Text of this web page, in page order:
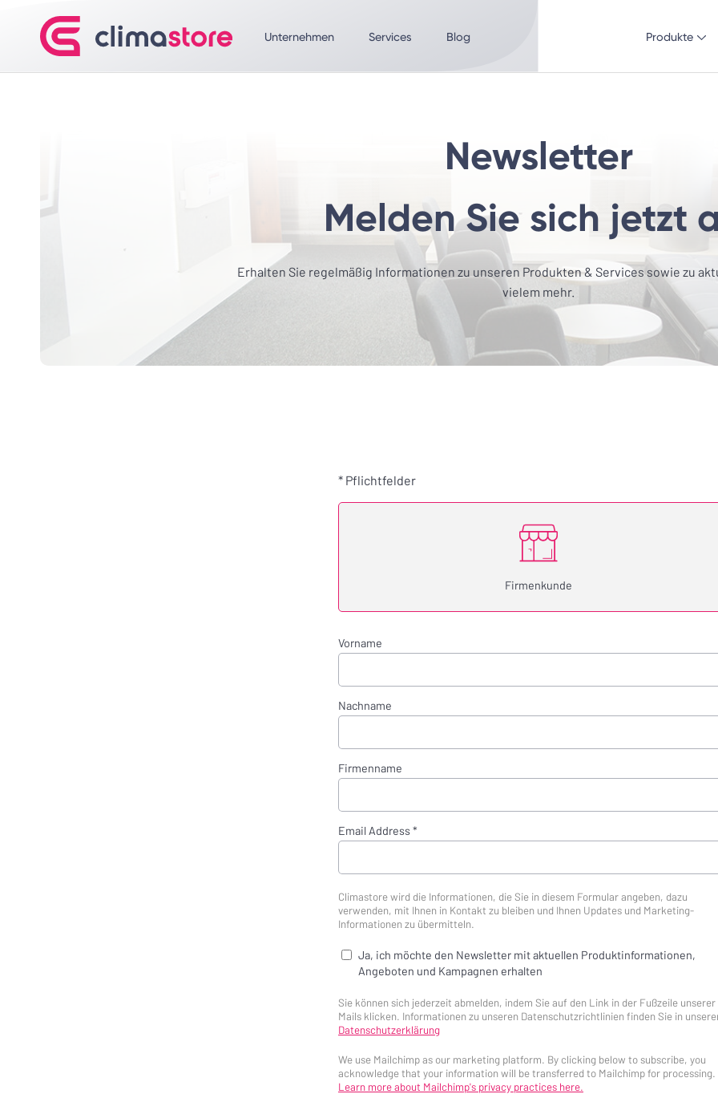
Unternehmen Services Blog Produkte
Newsletter
Melden Sie sich jetzt
Erhalten Sie regelmäßig Informationen zu unseren Produkten & Services sowie zu
vielem mehr.
* Pflichtfelder
Firmenkunde
Vorname
Nachname
Firmenname
Email Address *
Climastore wird die Informationen, die Sie in diesem Formular angeben, dazu
verwenden, mit Ihnen in Kontakt zu bleiben und Ihnen Updates und Marketing-
Informationen zu übermitteln.
Ja, ich möchte den Newsletter mit aktuellen Produktinformationen,
Angeboten und Kampagnen erhalten
Sie können sich jederzeit abmelden, indem Sie auf den Link in der Fußzeile unserer
Mails klicken. Informationen zu unseren Datenschutzrichtlinien finden Sie in
Datenschutzerklärung
We use Mailchimp as our marketing platform. By clicking below to subscribe, you
acknowledge that your information will be transferred to Mailchimp for processing.
Learn more about Mailchimp's privacy practices here.